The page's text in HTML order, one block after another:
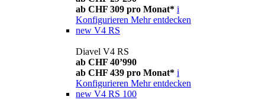
ab CHF 309 pro Monat* i
Konfigurieren Mehr entdecken
new V4 RS
Diavel V4 RS
ab CHF 40’990
ab CHF 439 pro Monat* i
Konfigurieren Mehr entdecken
new V4 RS 100